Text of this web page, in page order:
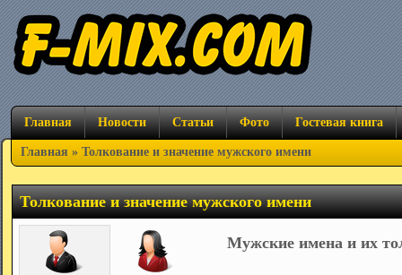
Главная Новости Статьи Фото Гостевая книга
Главная » Толкование и значение мужского имени
Толкование и значение мужского имени
Мужские имена и их